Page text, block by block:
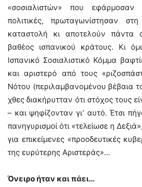
«σοσιαλιστών» που εφάρμοσαν
πολιτικές, πρωταγωνίστησαν
καταστολή κι αποτελούν πάντα
βαθέος ισπανικού κράτους. Κι
Ισπανικό Σοσιαλιστικό Κόμμα
και αριστερό από τους
Νότου (περιλαμβανομένου βέβαια
χθες διακήρυτταν ότι στόχος τους
– και ψηφίζονταν γι’ αυτό. Έτσι
πανηγυρισμοί ότι «τελείωσε η
για επικείμενες «προοδευτικές
της ευρύτερης Αριστεράς»…
Όνειρο ήταν και πάει…